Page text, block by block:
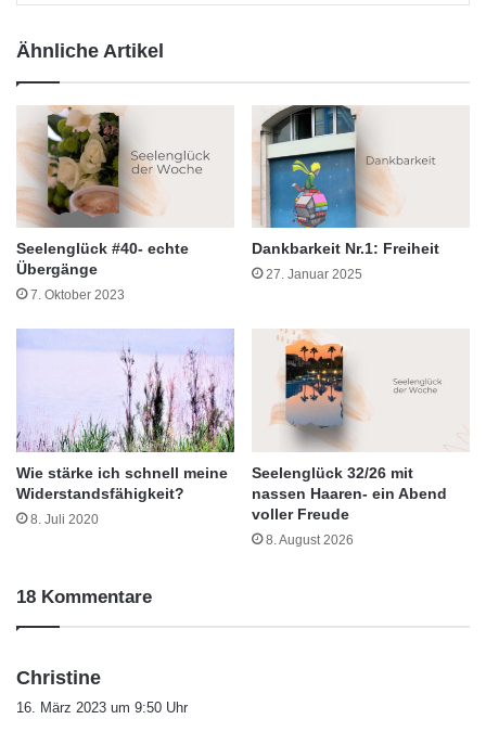
Ähnliche Artikel
Seelenglück #40- echte
Übergänge
7. Oktober 2023
Dankbarkeit Nr.1: Freiheit
27. Januar 2025
Wie stärke ich schnell meine
Widerstandsfähigkeit?
8. Juli 2020
Seelenglück 32/26 mit
nassen Haaren- ein Abend
voller Freude
8. August 2026
18 Kommentare
Christine
16. März 2023 um 9:50 Uhr